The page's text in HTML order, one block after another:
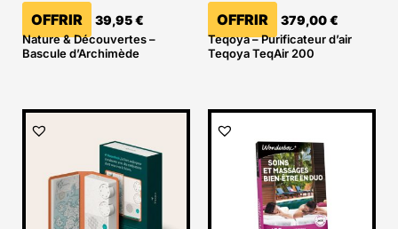
OFFRIR 39,95€
Nature & Découvertes –
Bascule d’Archimède
OFFRIR 379,00€
Teqoya – Purificateur d’air
Teqoya TeqAir 200